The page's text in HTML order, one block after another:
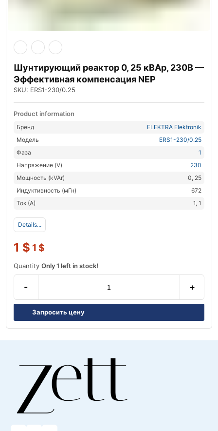
Шунтирующий реактор 0, 25 кВАр, 230В —
Эффективная компенсация NEP
SKU: ERS1-230/0.25
Product information
Бренд
ELEKTRA Elektronik
Модель
ERS1-230/0.25
Фаза
1
Напряжение (V)
230
Мощность (kVAr)
0, 25
Индуктивность (мГн)
672
Ток (А)
1, 1
Details...
1 $ 1 $
Quantity Only 1 left in stock!
- +
Запросить цену